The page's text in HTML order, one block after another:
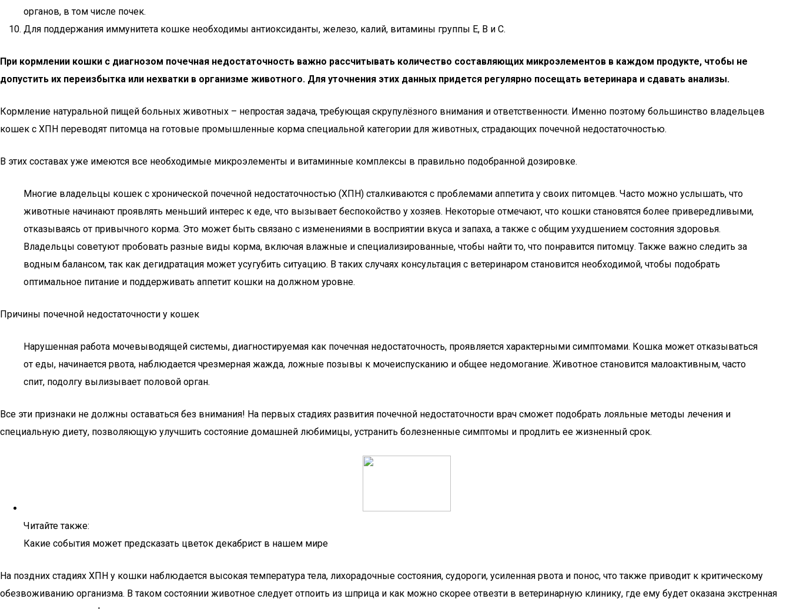
органов, в том числе почек.
Для поддержания иммунитета кошке необходимы антиоксиданты, железо, калий, витамины группы Е, В и С.
При кормлении кошки с диагнозом почечная недостаточность важно рассчитывать количество составляющих микроэлементов в каждом продукте, чтобы не
допустить их переизбытка или нехватки в организме животного. Для уточнения этих данных придется регулярно посещать ветеринара и сдавать анализы.
Кормление натуральной пищей больных животных – непростая задача, требующая скрупулёзного внимания и ответственности. Именно поэтому большинство владельцев
кошек с ХПН переводят питомца на готовые промышленные корма специальной категории для животных, страдающих почечной недостаточностью.
В этих составах уже имеются все необходимые микроэлементы и витаминные комплексы в правильно подобранной дозировке.
Многие владельцы кошек с хронической почечной недостаточностью (ХПН) сталкиваются с проблемами аппетита у своих питомцев. Часто можно услышать, что
животные начинают проявлять меньший интерес к еде, что вызывает беспокойство у хозяев. Некоторые отмечают, что кошки становятся более привередливыми,
отказываясь от привычного корма. Это может быть связано с изменениями в восприятии вкуса и запаха, а также с общим ухудшением состояния здоровья.
Владельцы советуют пробовать разные виды корма, включая влажные и специализированные, чтобы найти то, что понравится питомцу. Также важно следить за
водным балансом, так как дегидратация может усугубить ситуацию. В таких случаях консультация с ветеринаром становится необходимой, чтобы подобрать
оптимальное питание и поддерживать аппетит кошки на должном уровне.
Причины почечной недостаточности у кошек
Нарушенная работа мочевыводящей системы, диагностируемая как почечная недостаточность, проявляется характерными симптомами. Кошка может отказываться
от еды, начинается рвота, наблюдается чрезмерная жажда, ложные позывы к мочеиспусканию и общее недомогание. Животное становится малоактивным, часто
спит, подолгу вылизывает половой орган.
Все эти признаки не должны оставаться без внимания! На первых стадиях развития почечной недостаточности врач сможет подобрать лояльные методы лечения и
специальную диету, позволяющую улучшить состояние домашней любимицы, устранить болезненные симптомы и продлить ее жизненный срок.
Читайте также:
Какие события может предсказать цветок декабрист в нашем мире
На поздних стадиях ХПН у кошки наблюдается высокая температура тела, лихорадочные состояния, судороги, усиленная рвота и понос, что также приводит к критическому
обезвоживанию организма. В таком состоянии животное следует отпоить из шприца и как можно скорее отвезти в ветеринарную клинику, где ему будет оказана экстренная